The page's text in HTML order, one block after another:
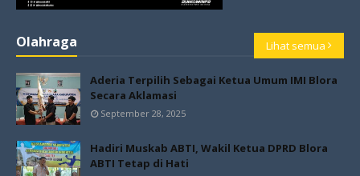
Olahraga Lihat semua
Aderia Terpilih Sebagai Ketua Umum IMI Blora
Secara Aklamasi
September 28, 2025
Hadiri Muskab ABTI, Wakil Ketua DPRD Blora
ABTI Tetap di Hati